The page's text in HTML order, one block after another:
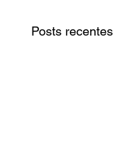
Posts recentes